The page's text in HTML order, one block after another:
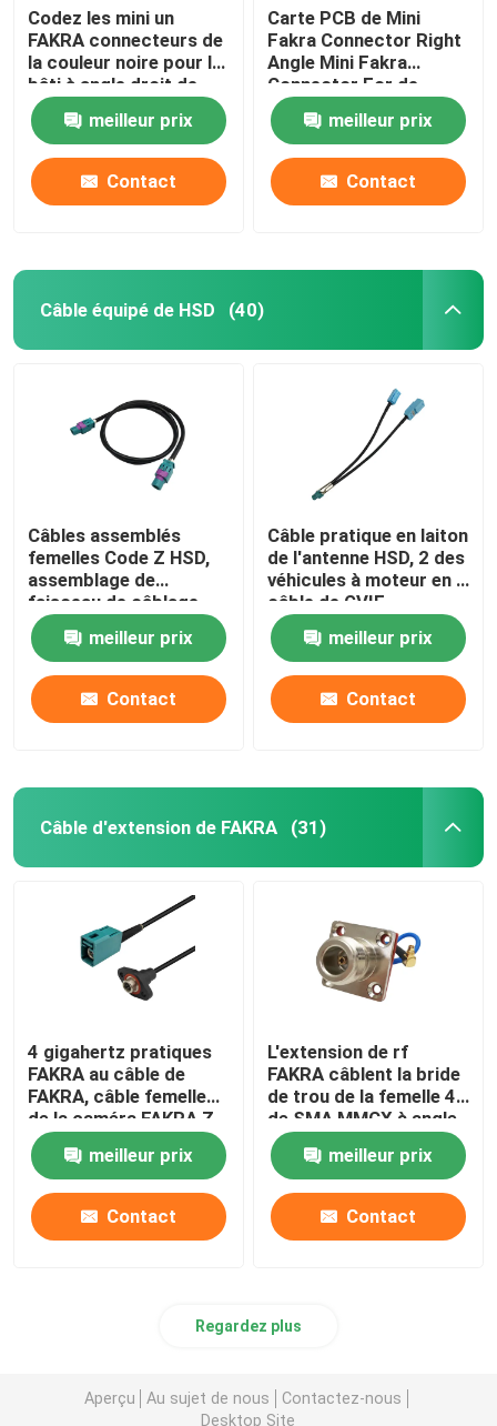
Codez les mini un
FAKRA connecteurs de
la couleur noire pour le
bâti à angle droit de
carte PCB
meilleur prix
Contact
Carte PCB de Mini
Fakra Connector Right
Angle Mini Fakra
Connector For de
quadruple de 4 Pin
Code C meilleur prix
Contact
Câble équipé de HSD (40)
Câbles assemblés
femelles Code Z HSD,
assemblage de
faisceau de câblage
automobile DC 6GHz
HSD
meilleur prix
Contact
Câble pratique en laiton
de l'antenne HSD, 2 des
véhicules à moteur en 1
câble de GVIF
meilleur prix
Contact
Câble d'extension de FAKRA (31)
4 gigahertz pratiques
FAKRA au câble de
FAKRA, câble femelle
de la caméra FAKRA Z
de HD
meilleur prix
Contact
L'extension de rf
FAKRA câblent la bride
de trou de la femelle 4
de SMA MMCX à angle
droit masculin
meilleur prix
Contact
Regardez plus
Aperçu Au sujet de nous
Contactez-nous
Desktop Site